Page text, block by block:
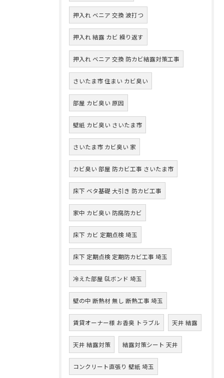
押入れ ベニア 交換 波打つ
押入れ 結露 カビ 繰り返す
押入れ ベニア 交換 防カビ結露対策工事
さいたま市 住まい カビ臭い
部屋 カビ臭い 原因
壁紙 カビ臭い さいたま市
さいたま市 カビ臭い 家
カビ臭い 部屋 防カビ工事 さいたま市
床下 ベタ基礎 大引き 防カビ工事
家中 カビ臭い 防腐防カビ
床下 カビ 定期点検 埼玉
床下 定期点検 定期防カビ工事 埼玉
冷えた部屋 GLボンド 埼玉
壁の中 断熱材 無し 断熱工事 埼玉
賃貸オーナー様 お香臭 トラブル 天井 結露
天井 結露対策 結露対策シート 天井
コンクリート直張り 壁紙 埼玉